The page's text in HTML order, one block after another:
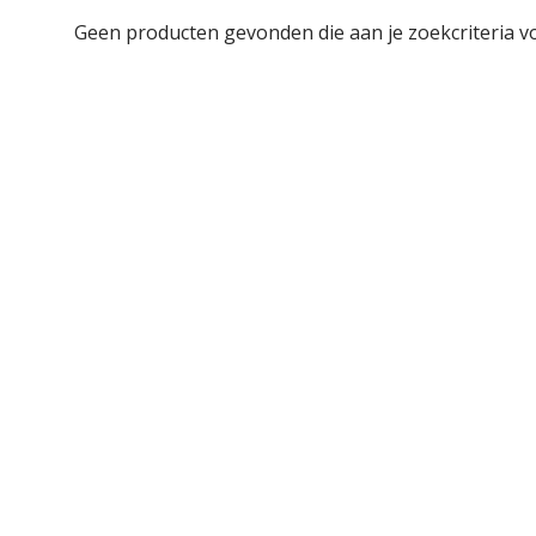
Geen producten gevonden die aan je zoekcriteria